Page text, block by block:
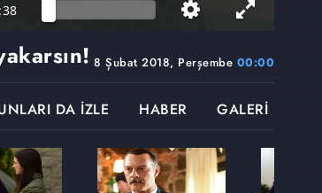
8 Şubat 2018, Perşembe 00:00
DA İZLE HABER GALERİ